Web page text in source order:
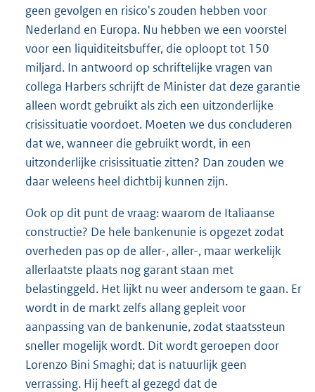
geen gevolgen en risico's zouden hebben voor
Nederland en Europa. Nu hebben we een voorstel
voor een liquiditeitsbuffer, die oploopt tot 150
miljard. In antwoord op schriftelijke vragen van
collega Harbers schrijft de Minister dat deze garantie
alleen wordt gebruikt als zich een uitzonderlijke
crisissituatie voordoet. Moeten we dus concluderen
dat we, wanneer die gebruikt wordt, in een
uitzonderlijke crisissituatie zitten? Dan zouden we
daar weleens heel dichtbij kunnen zijn.
Ook op dit punt de vraag: waarom de Italiaanse
constructie? De hele bankenunie is opgezet zodat
overheden pas op de aller-, aller-, maar werkelijk
allerlaatste plaats nog garant staan met
belastinggeld. Het lijkt nu weer andersom te gaan. Er
wordt in de markt zelfs allang gepleit voor
aanpassing van de bankenunie, zodat staatssteun
sneller mogelijk wordt. Dit wordt geroepen door
Lorenzo Bini Smaghi; dat is natuurlijk geen
verrassing. Hij heeft al gezegd dat de